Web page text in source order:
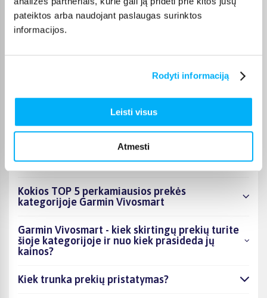
pateiktos arba naudojant paslaugas surinktos
informacijos.
Rodyti informaciją
Leisti visus
Atmesti
paprastai pristatomos per 1–2 darbo dienas, o tikslus
kiekvienos prekės pristatymo terminas nurodytas jos
puslapyje.
per nurodytą terminą, o jei pageidausite užsakymą atsiimti
patys, atitinkamai pažymėtas prekes galėsite atsiimti mūsų
biure Kaune.
DUK
Kokios TOP 5 perkamiausios prekės
kategorijoje Garmin Vivosmart
Garmin Vivosmart - kiek skirtingų prekių turite
šioje kategorijoje ir nuo kiek prasideda jų
kainos?
Kiek trunka prekių pristatymas?